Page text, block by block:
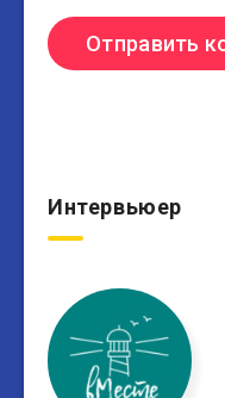
Интервьюер